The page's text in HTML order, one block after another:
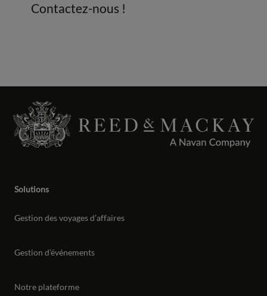
Contactez-nous !
Solutions
Gestion des voyages d’affaires
Gestion d’événements
Notre plateforme